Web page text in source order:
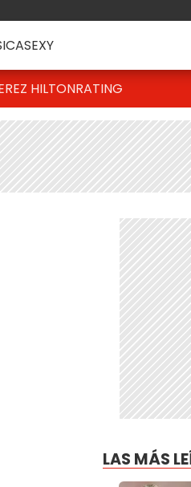
SEXY
HILTONRATING
LAS MÁS